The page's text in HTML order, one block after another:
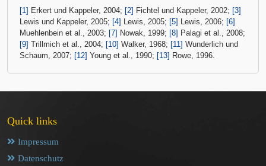
[1] Erkert und Kappeler, 2004; [2] Fichtel und Kappeler, 2002; [3]
Lewis und Kappeler, 2005; [4] Lewis, 2005; [5] Lewis, 2006; [6]
Muehlenbein et al., 2003; [7] Nowak, 1999; [8] Palagi et al., 2008;
[9] Trillmich et al., 2004; [10] Walker, 1968; [11] Wunderlich und
Schaum, 2007; [12] Young et al., 1990; [13] Rowe, 1996.
Quick links
Impressum
Datenschutz